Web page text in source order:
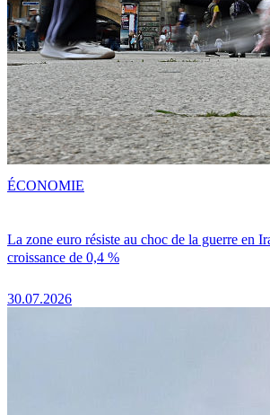
La zone euro résiste au choc de la guerre en
croissance de 0,4 %
30.07.2026
ÉCONOMIE